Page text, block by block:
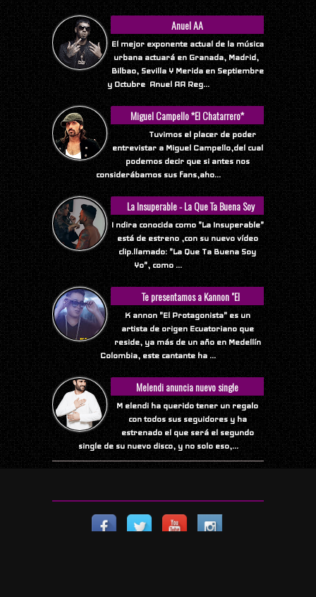
Anuel AA
El mejor exponente actual de la música
urbana actuará en Granada, Madrid,
Bilbao, Sevilla Y Merida en Septiembre
y Octubre Anuel AA Reg...
Miguel Campello *El Chatarrero*
Tuvimos el placer de poder
entrevistar a Miguel Campello,del cual
podemos decir que si antes nos
considerábamos sus fans,aho...
La Insuperable - La Que Ta Buena Soy
Yo
I ndira conocida como "La Insuperable"
está de estreno ,con su nuevo vídeo
clip.llamado: "La Que Ta Buena Soy
Yo", como ...
Te presentamos a Kannon "El
Protagonista"
K annon "El Protagonista" es un
artista de origen Ecuatoriano que
reside, ya más de un año en Medellín
Colombia, este cantante ha ...
Melendi anuncia nuevo single
M elendi ha querido tener un regalo
con todos sus seguidores y ha
estrenado el que será el segundo
single de su nuevo disco, y no solo eso,...